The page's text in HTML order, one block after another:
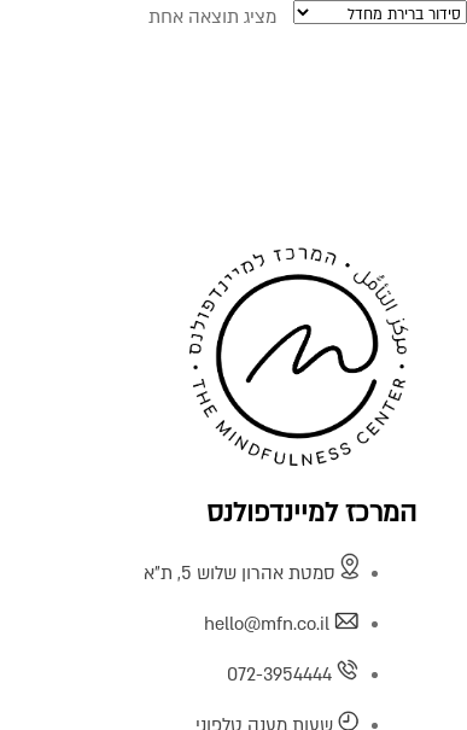
מציג תוצאה אחת
המרכז למיינדפולנס
סמטת אהרון שלוש 5, ת"א
hello@mfn.co.il
072-3954444